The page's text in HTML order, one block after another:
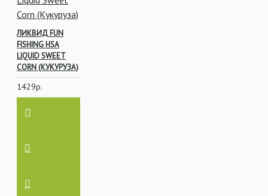
ЛИКВИД FUN
FISHING HSA
LIQUID SWEET
CORN (КУКУРУЗА)
1429р.